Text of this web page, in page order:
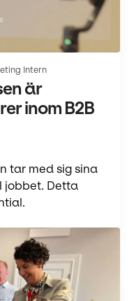
Intern
är
inom B2B
tar med sig sina
jobbet. Detta